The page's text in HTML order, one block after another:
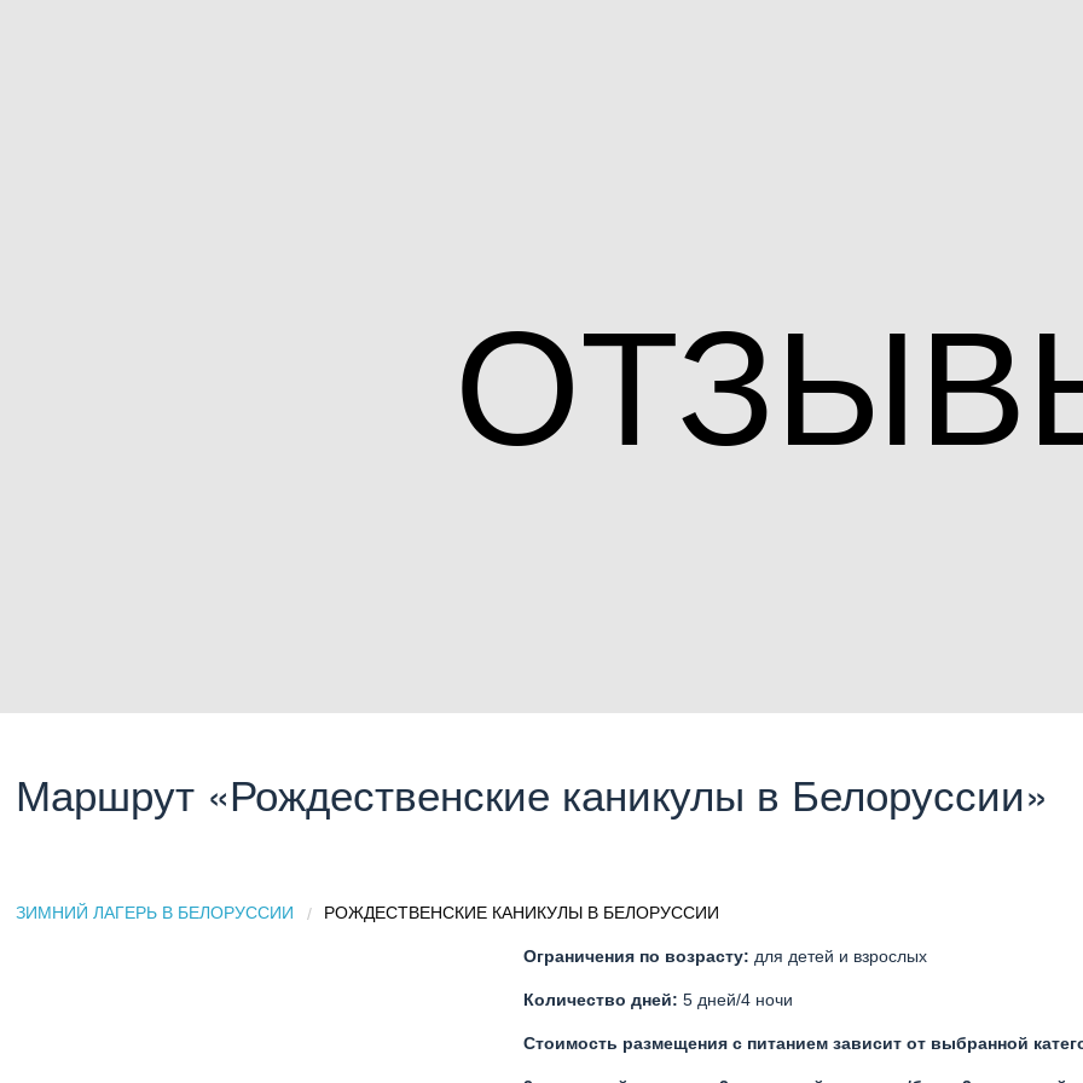
Маршрут «Рождественские каникулы в Белоруссии»
ЗИМНИЙ ЛАГЕРЬ В БЕЛОРУССИИ CURRENT:
РОЖДЕСТВЕНСКИЕ КАНИКУЛЫ В БЕЛОРУССИИ
Ограничения по возрасту: для детей и взрослых
Количество дней: 5 дней/4 ночи
Стоимость размещения с питанием зависит от выбранной